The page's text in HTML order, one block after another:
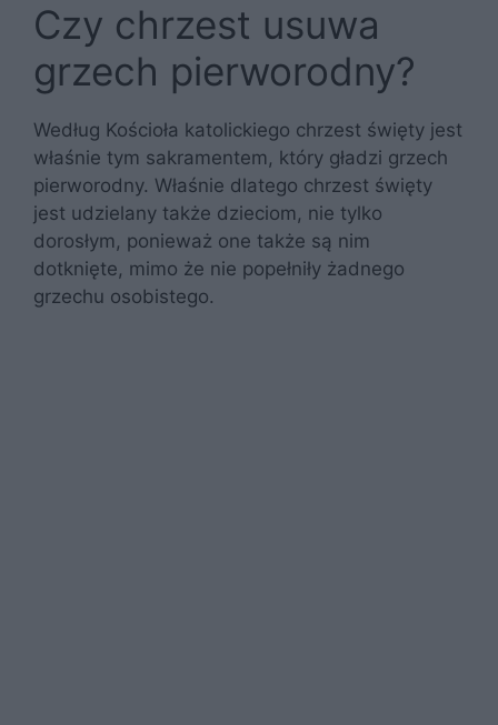
Czy chrzest usuwa
grzech pierworodny?
Według Kościoła katolickiego chrzest święty jest
właśnie tym sakramentem, który gładzi grzech
pierworodny. Właśnie dlatego chrzest święty
jest udzielany także dzieciom, nie tylko
dorosłym, ponieważ one także są nim
dotknięte, mimo że nie popełniły żadnego
grzechu osobistego.